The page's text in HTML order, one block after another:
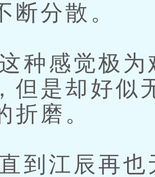
断分散。
感觉极为
但是却好似
折磨。
江辰再也